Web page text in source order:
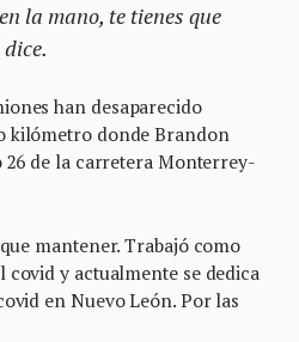
la mano, te tienes que
han desaparecido
kilómetro donde Brandon
26 de la carretera Monterrey-
mantener. Trabajó como
y actualmente se dedica
en Nuevo León. Por las